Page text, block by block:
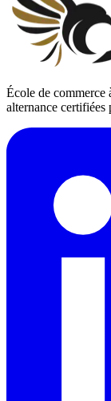
École de commerce
alternance